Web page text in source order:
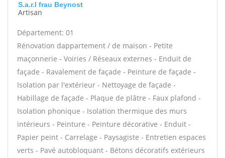
S.a.r.l frau Beynost
Artisan
Département: 01
Rénovation dappartement / de maison - Petite
maçonnerie - Voiries / Réseaux externes - Enduit de
façade - Ravalement de façade - Peinture de façade -
Isolation par l'extérieur - Nettoyage de façade -
Habillage de façade - Plaque de plâtre - Faux plafond -
Isolation phonique - Isolation thermique des murs
intérieurs - Peinture - Peinture décorative - Enduit -
Papier peint - Carrelage - Paysagiste - Entretien espaces
verts - Pavé autobloquant - Bétons décoratifs extérieurs